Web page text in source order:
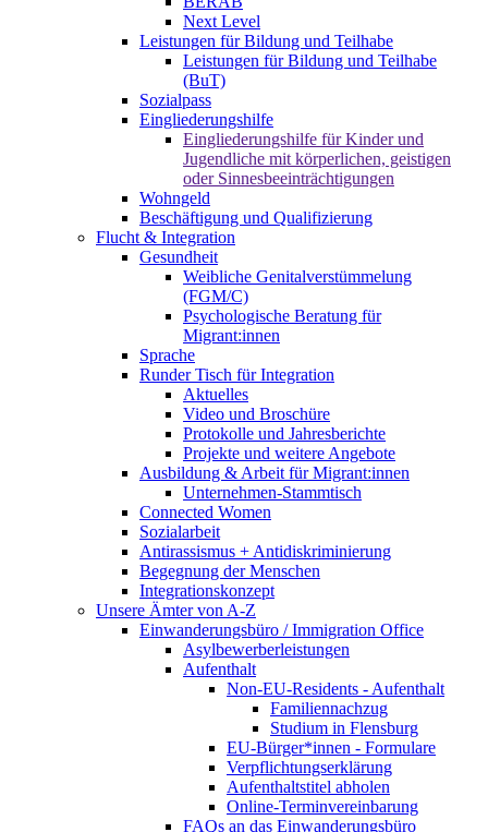
Next Level
Leistungen für Bildung und Teilhabe
Leistungen für Bildung und Teilhabe
(BuT)
Sozialpass
Eingliederungshilfe
Eingliederungshilfe für Kinder und
Jugendliche mit körperlichen, geistigen
oder Sinnesbeeinträchtigungen
Wohngeld
Beschäftigung und Qualifizierung
Flucht & Integration
Gesundheit
Weibliche Genitalverstümmelung
(FGM/C)
Psychologische Beratung für
Migrant:innen
Sprache
Runder Tisch für Integration
Aktuelles
Video und Broschüre
Protokolle und Jahresberichte
Projekte und weitere Angebote
Ausbildung & Arbeit für Migrant:innen
Unternehmen-Stammtisch
Connected Women
Sozialarbeit
Antirassismus + Antidiskriminierung
Begegnung der Menschen
Integrationskonzept
Unsere Ämter von A-Z
Einwanderungsbüro / Immigration Office
Asylbewerberleistungen
Aufenthalt
Non-EU-Residents - Aufenthalt
Familiennachzug
Studium in Flensburg
EU-Bürger*innen - Formulare
Verpflichtungserklärung
Aufenthaltstitel abholen
Online-Terminvereinbarung
FAQs an das Einwanderungsbüro